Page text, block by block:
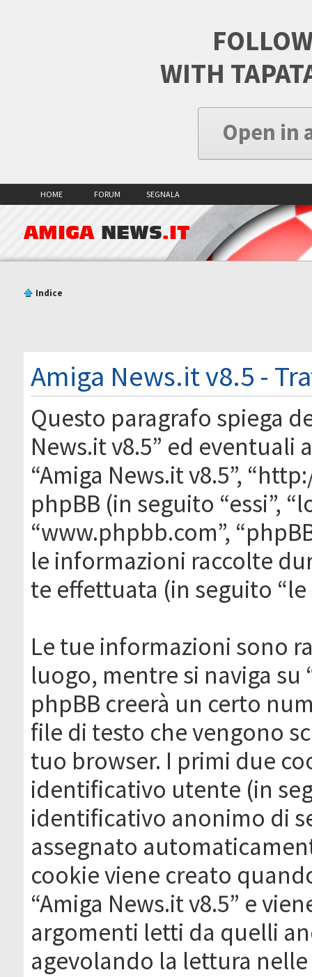
WITH
Open in
HOME FORUM SEGNALA
AMIGA NEWS.IT
Indice
Amiga News.it v8.5 -
Questo paragrafo spiega
News.it v8.5” ed eventuali
“Amiga News.it v8.5”,
phpBB (in seguito “essi”,
“www.phpbb.com”,
le informazioni raccolte
te effettuata (in seguito
Le tue informazioni sono
luogo, mentre si naviga su
phpBB creerà un certo
file di testo che vengono
tuo browser. I primi due
identificativo utente (in
identificativo anonimo di
assegnato
cookie viene creato
“Amiga News.it v8.5” e
argomenti letti da quelli
agevolando la lettura